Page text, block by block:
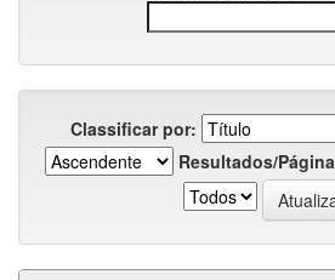
Classificar por:
Resultados/Página